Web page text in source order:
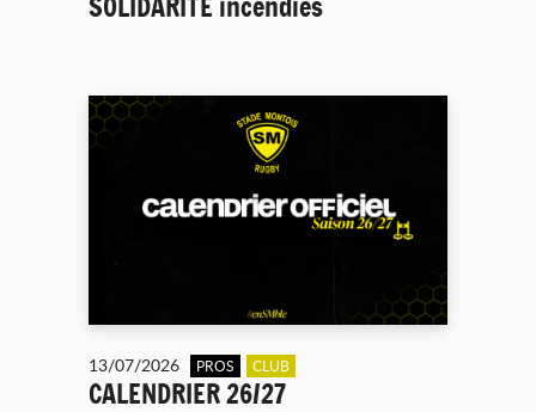
13/07/2026 PROS CLUB
CALENDRIER 26/27